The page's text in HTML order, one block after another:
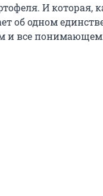
И которая,
об одном
и все